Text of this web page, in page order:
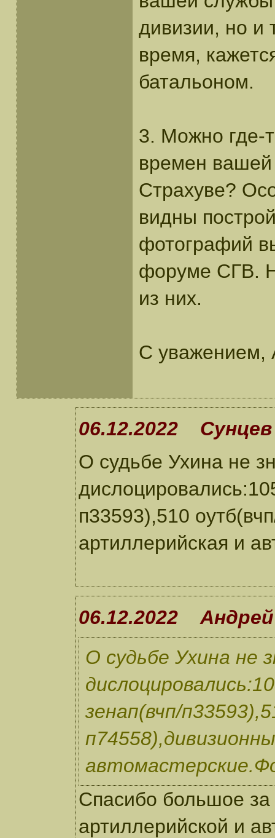
дивизии, но и
время,
батальоном.
3. Можно где-
времен
Страхуве?
видны
фотографий
форуме СГВ.
из них.
С уважением,
06.12.2022 Сунцев
О судьбе Ухина не
п33593),510
артиллерийская и
06.12.2022 Андрей
О судьбе Ухина не
зенап(вчп/
Спасибо большое
артиллерийской и